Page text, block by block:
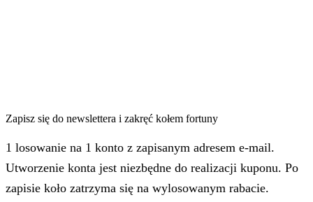
Zapisz się do newslettera i zakręć kołem fortuny
1 losowanie na 1 konto z zapisanym adresem e-mail.
Utworzenie konta jest niezbędne do realizacji kuponu. Po
zapisie koło zatrzyma się na wylosowanym rabacie.